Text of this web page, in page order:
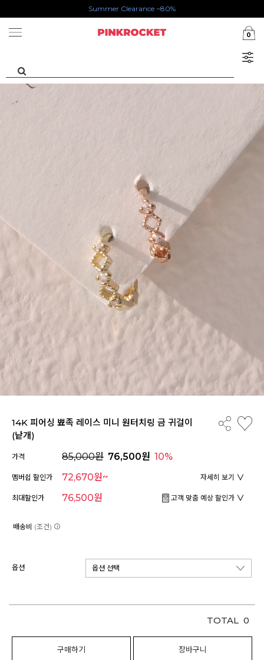
카카오톡 1초 회원가입 30000원 웰컴쿠폰북
0
14K 피어싱 뾰족 레이스 미니 원터치링 금 귀걸이
(낱개)
가격 85,000원 76,500원 10%
멤버쉽 할인가 72,670원~ 자세히 보기
최대할인가 76,500원 고객 맞춤 예상 할인가
배송비 (조건)
옵션
TOTAL 0
구매하기 장바구니